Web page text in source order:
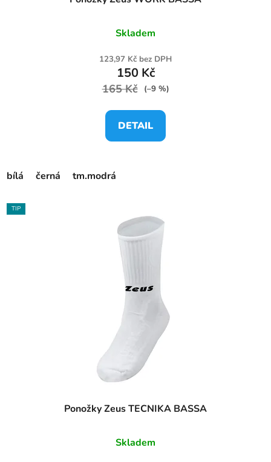
Skladem
123,97 Kč bez DPH
150 Kč
165 Kč (–9 %)
DETAIL
bílá černá tm.modrá
TIP
Ponožky Zeus TECNIKA BASSA
Skladem